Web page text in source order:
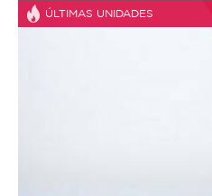
ÚLTIMAS UNIDADES